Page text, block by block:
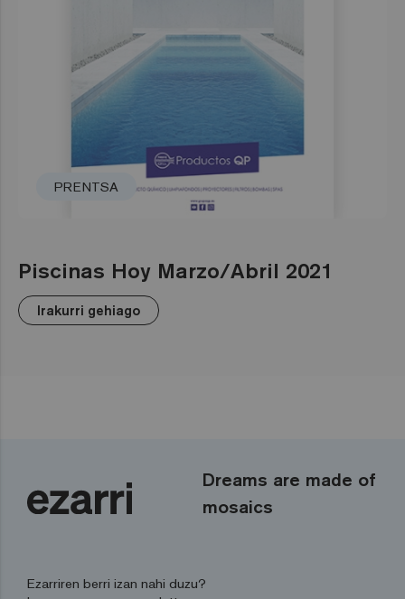
PRENTSA
Piscinas Hoy Marzo/Abril 2021
Irakurri gehiago
Dreams are made of
mosaics
Ezarriren berri izan nahi duzu?